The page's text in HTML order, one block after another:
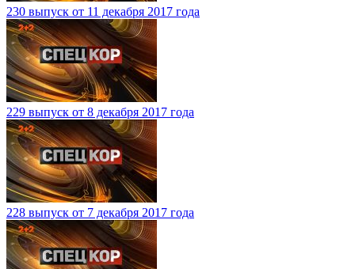
230 выпуск от 11 декабря 2017 года
229 выпуск от 8 декабря 2017 года
228 выпуск от 7 декабря 2017 года